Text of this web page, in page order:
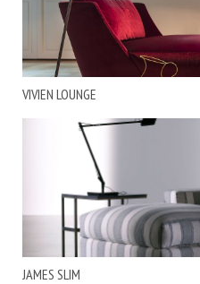
VIVIEN LOUNGE
JAMES SLIM